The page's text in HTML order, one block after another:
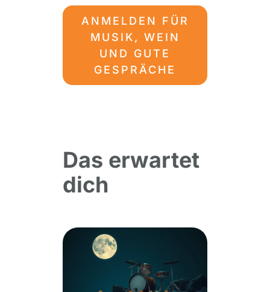
ANMELDEN FÜR
MUSIK, WEIN
UND GUTE
GESPRÄCHE
Das erwartet
dich